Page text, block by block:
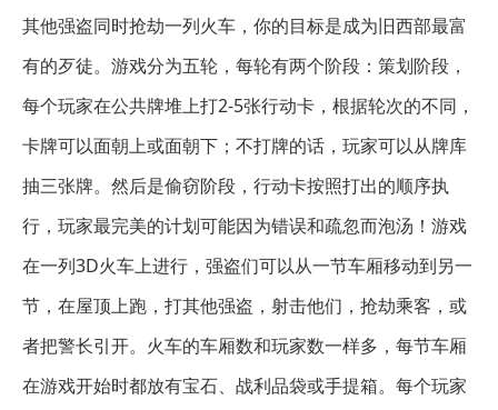
其他强盗同时抢劫一列火车，你的目标是成为旧西部最富
有的歹徒。游戏分为五轮，每轮有两个阶段：策划阶段，
每个玩家在公共牌堆上打2-5张行动卡，根据轮次的不同，
卡牌可以面朝上或面朝下；不打牌的话，玩家可以从牌库
抽三张牌。然后是偷窃阶段，行动卡按照打出的顺序执
行，玩家最完美的计划可能因为错误和疏忽而泡汤！游戏
在一列3D火车上进行，强盗们可以从一节车厢移动到另一
节，在屋顶上跑，打其他强盗，射击他们，抢劫乘客，或
者把警长引开。火车的车厢数和玩家数一样多，每节车厢
在游戏开始时都放有宝石、战利品袋或手提箱。每个玩家